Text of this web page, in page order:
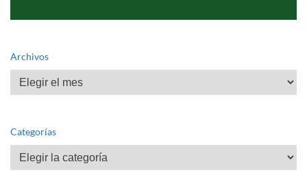
Archivos
Archivos
Categorías
Categorías